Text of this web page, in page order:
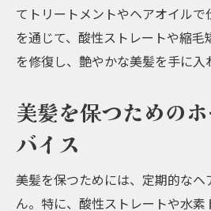
てトリートメントやヘアオイルで
を通じて、酸性ストレートや縮
を修復し、艶やかな美髪を手に入
美髪を保つための
バイス
美髪を保つためには、定期的なヘ
ん。特に、酸性ストレートや水素